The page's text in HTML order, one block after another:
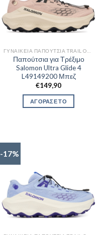
Παπούτσια για Τρέξιμο
Salomon Ultra Glide 4
L49149200 Μπεζ
€149,90
ΑΓΟΡΑΣΕ ΤΟ
-17%